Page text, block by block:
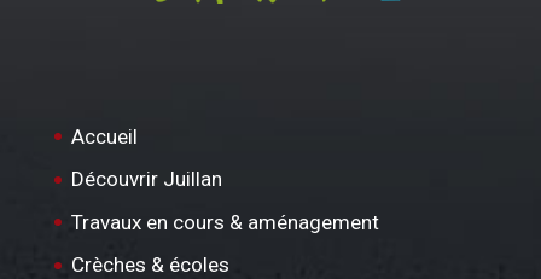
Accueil
Découvrir Juillan
Travaux en cours & aménagement
Crèches & écoles